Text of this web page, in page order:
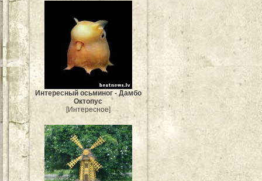
Интересный осьминог - Дамбо
Октопус
[Интересное]